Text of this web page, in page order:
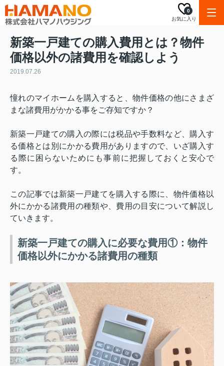
お気に入り
0
新築一戸建ての購入費用とは？物件
価格以外の諸費用を確認しよう
2019.07.26
憧れのマイホームを購入すると、物件価格の他にさまざ
まな諸費用がかかる事をご存知ですか？
新築一戸建ての購入の際には税品や手数料など、購入す
る価格とは別にかかる費用がありますので、いざ購入す
る際に困らないためにも事前に把握しておくと安心で
す。
この記事では新築一戸建てを購入する際に、物件価格以
外にかかる諸費用の種類や、費用の目安について解説し
ていきます。
新築一戸建ての購入に必要な費用①：物件
価格以外にかかる諸費用の種類